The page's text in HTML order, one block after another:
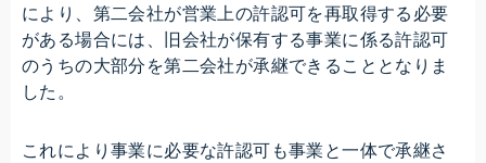
により、第二会社が営業上の許認可を再取得する必要
がある場合には、旧会社が保有する事業に係る許認可
のうちの大部分を第二会社が承継できることとなりま
した。
これにより事業に必要な許認可も事業と一体で承継さ